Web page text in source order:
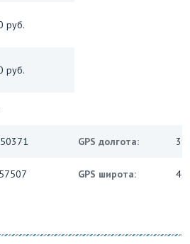
руб.
руб.
GPS долгота:
GPS широта: